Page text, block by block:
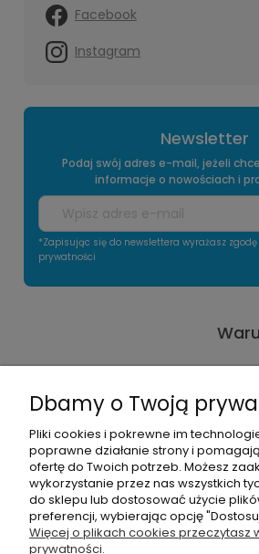
Facebook
Instagram
Newsletter
Podaj swój adres e-mail, jeżeli
informacje o nowościach i
*Zapisując się do newslettera wyrażasz
prywatności
Dbamy o Twoją
Pliki cookies i pokrewne im
poprawne działanie strony i
ofertę do Twoich potrzeb. Możesz
wykorzystanie przez nas wszystkich
do sklepu lub dostosować użycie
preferencji, wybierając opcję
Więcej o plikach cookies przeczytasz
prywatności.